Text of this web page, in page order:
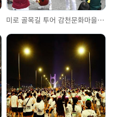
미로 골목길 투어 감천문화마을 골목축제